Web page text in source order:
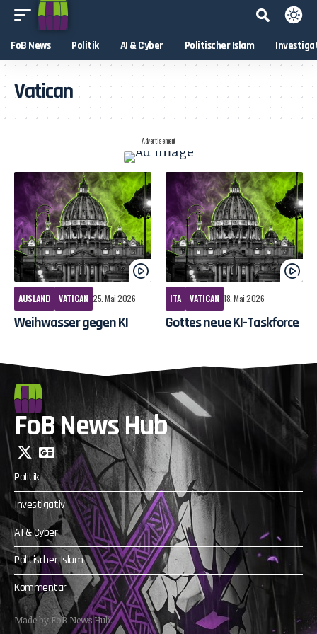
FoB News Politik AI & Cyber Politischer Islam
Vatican
- Advertisement -
AUSLAND VATICAN 25. Mai 2026
Weihwasser gegen KI
ITA VATICAN 18. Mai 2026
Gottes neue KI-Taskforce
FoB News Hub
Politik
Investigativ
AI & Cyber
Politischer Islam
Kommentar
Made by FoB News Hub.